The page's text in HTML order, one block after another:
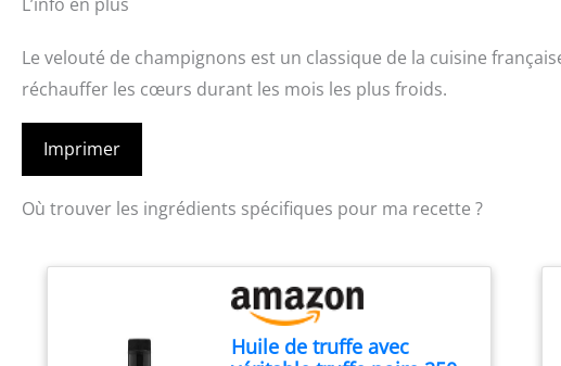
Le velouté de champignons est un classique de la cuisine
réchauffer les cœurs durant les mois les plus froids.
Imprimer
Où trouver les ingrédients spécifiques pour ma recette ?
Huile de truffe avec